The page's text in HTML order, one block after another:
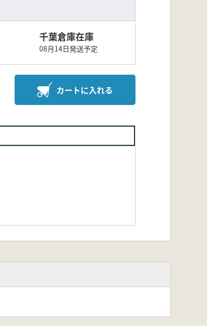
千葉倉庫在庫
08月14日発送予定
カートに入れる